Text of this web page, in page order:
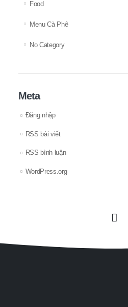
Food
Menu Cà Phê
No Category
Meta
Đăng nhập
RSS bài viết
RSS bình luận
WordPress.org